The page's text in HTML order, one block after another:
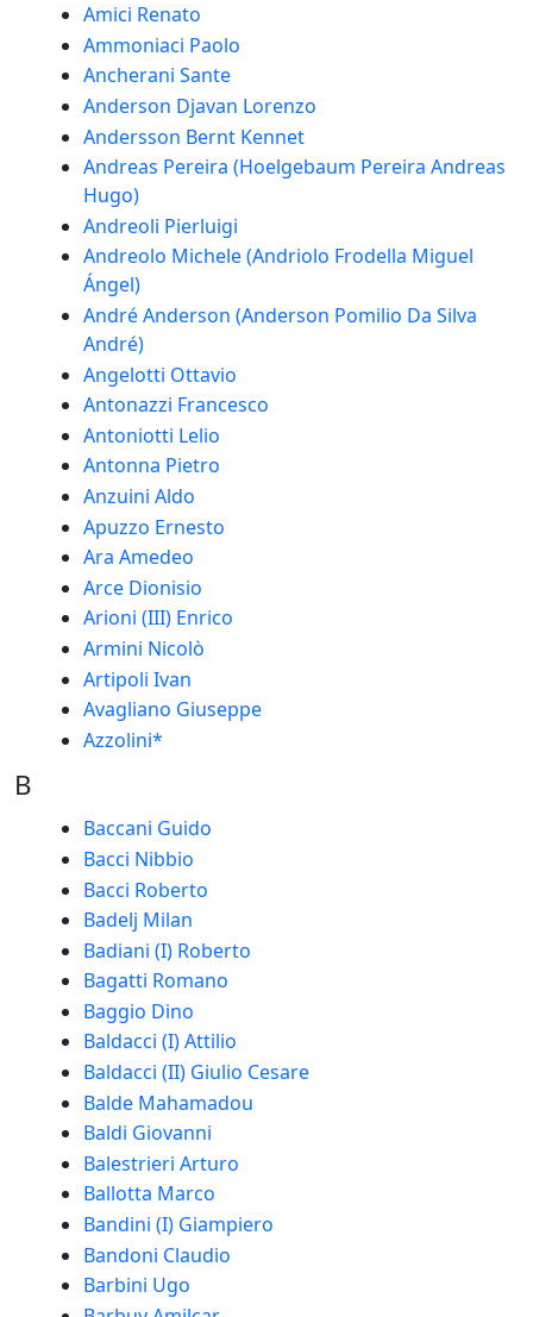
Amici Renato
Ammoniaci Paolo
Ancherani Sante
Anderson Djavan Lorenzo
Andersson Bernt Kennet
Andreas Pereira (Hoelgebaum Pereira Andreas
Hugo)
Andreoli Pierluigi
Andreolo Michele (Andriolo Frodella Miguel
Ángel)
André Anderson (Anderson Pomilio Da Silva
André)
Angelotti Ottavio
Antonazzi Francesco
Antoniotti Lelio
Antonna Pietro
Anzuini Aldo
Apuzzo Ernesto
Ara Amedeo
Arce Dionisio
Arioni (III) Enrico
Armini Nicolò
Artipoli Ivan
Avagliano Giuseppe
Azzolini*
B
Baccani Guido
Bacci Nibbio
Bacci Roberto
Badelj Milan
Badiani (I) Roberto
Bagatti Romano
Baggio Dino
Baldacci (I) Attilio
Baldacci (II) Giulio Cesare
Balde Mahamadou
Baldi Giovanni
Balestrieri Arturo
Ballotta Marco
Bandini (I) Giampiero
Bandoni Claudio
Barbini Ugo